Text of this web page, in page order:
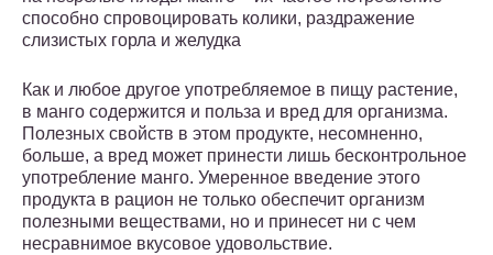
способно спровоцировать колики, раздражение
слизистых горла и желудка
Как и любое другое употребляемое в пищу растение,
в манго содержится и польза и вред для организма.
Полезных свойств в этом продукте, несомненно,
больше, а вред может принести лишь бесконтрольное
употребление манго. Умеренное введение этого
продукта в рацион не только обеспечит организм
полезными веществами, но и принесет ни с чем
несравнимое вкусовое удовольствие.